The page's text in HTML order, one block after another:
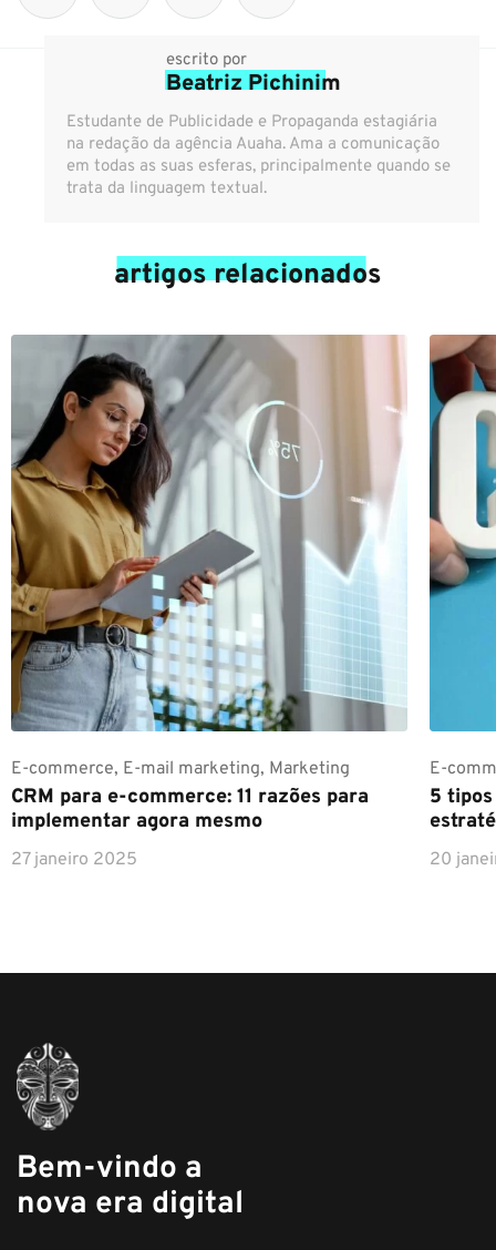
escrito por
Beatriz Pichinim
Estudante de Publicidade e Propaganda estagiária
na redação da agência Auaha. Ama a comunicação
em todas as suas esferas, principalmente quando se
trata da linguagem textual.
artigos relacionados
E-commerce, E-mail marketing, Marketing
CRM para e-commerce: 11 razões para
implementar agora mesmo
27 janeiro 2025
E-
5
20
Bem-vindo a
nova era digital